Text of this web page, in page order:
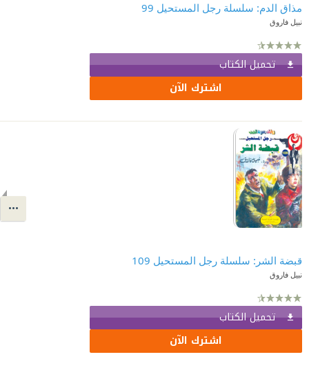
مذاق الدم: سلسلة رجل المستحيل 99
نبيل فاروق
تحميل الكتاب
اشترك الآن
قبضة الشر: سلسلة رجل المستحيل 109
نبيل فاروق
تحميل الكتاب
اشترك الآن